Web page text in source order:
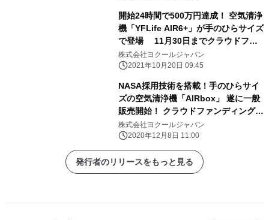
開始24時間で500万円達成！ 空気清浄
機「YFLife AIR6+」が手のひらサイズ
で登場 11月30日までクラウドファ
ンディング実施中！
株式会社ヨクールジャパン
2021年10月20日 09:45
NASA採用技術を搭載！手のひらサイ
ズの空気清浄機「AIRbox」 遂に一般
販売開始！ クラウドファンディングで
3,000万円近い支援獲得の話題の商品
株式会社ヨクールジャパン
2020年12月8日 11:00
発行者のリリースをもっと見る